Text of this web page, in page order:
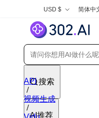
USD $ 简体中
搜索
AI推荐
API
视频生成